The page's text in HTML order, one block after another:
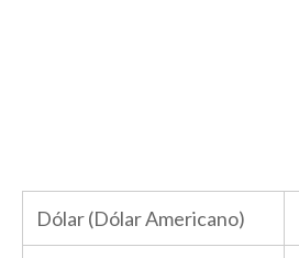
Dólar (Dólar Americano)